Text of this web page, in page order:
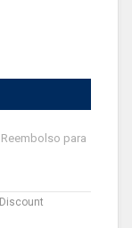
para
Discount